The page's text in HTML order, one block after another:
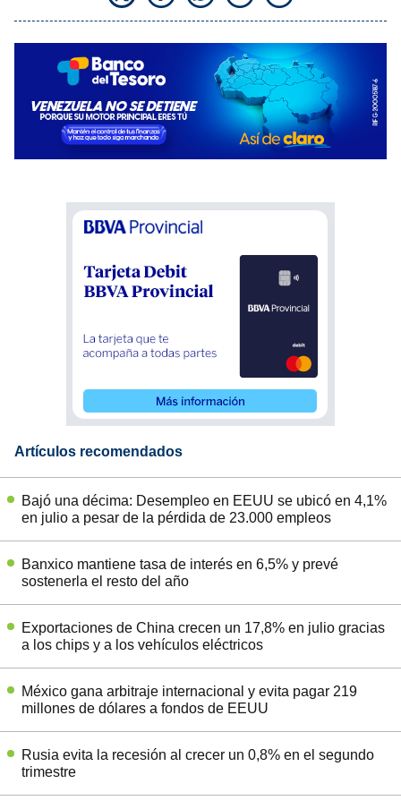
Artículos recomendados
Bajó una décima: Desempleo en EEUU se ubicó en 4,1%
en julio a pesar de la pérdida de 23.000 empleos
Banxico mantiene tasa de interés en 6,5% y prevé
sostenerla el resto del año
Exportaciones de China crecen un 17,8% en julio gracias
a los chips y a los vehículos eléctricos
México gana arbitraje internacional y evita pagar 219
millones de dólares a fondos de EEUU
Rusia evita la recesión al crecer un 0,8% en el segundo
trimestre